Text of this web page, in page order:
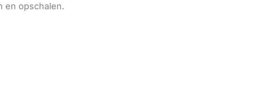
en opschalen.